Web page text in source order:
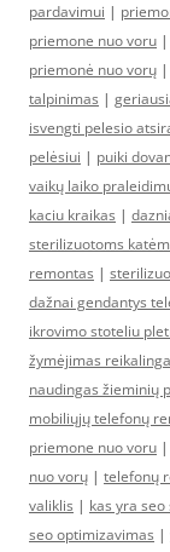
pardavimui |
priemone nuo voru |
priemonė nuo vorų |
talpinimas |
isvengti pelesio
pelėsiui | puiki
vaikų laiko
kaciu kraikas |
sterilizuotoms
remontas |
dažnai gendantys
ikrovimo stoteliu
žymėjimas
naudingas žieminių
mobiliųjų telefonų
priemone nuo voru |
nuo vorų | telefonų
valiklis | kas yra
seo optimizavimas |